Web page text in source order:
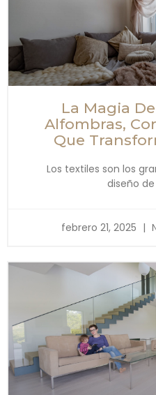
La Magia
Alfombras,
Que
Los textiles son los
diseño
febrero 21, 2025